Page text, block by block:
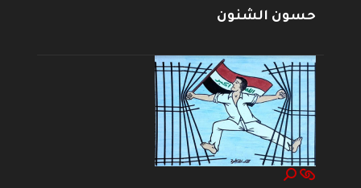
حسون الشنون